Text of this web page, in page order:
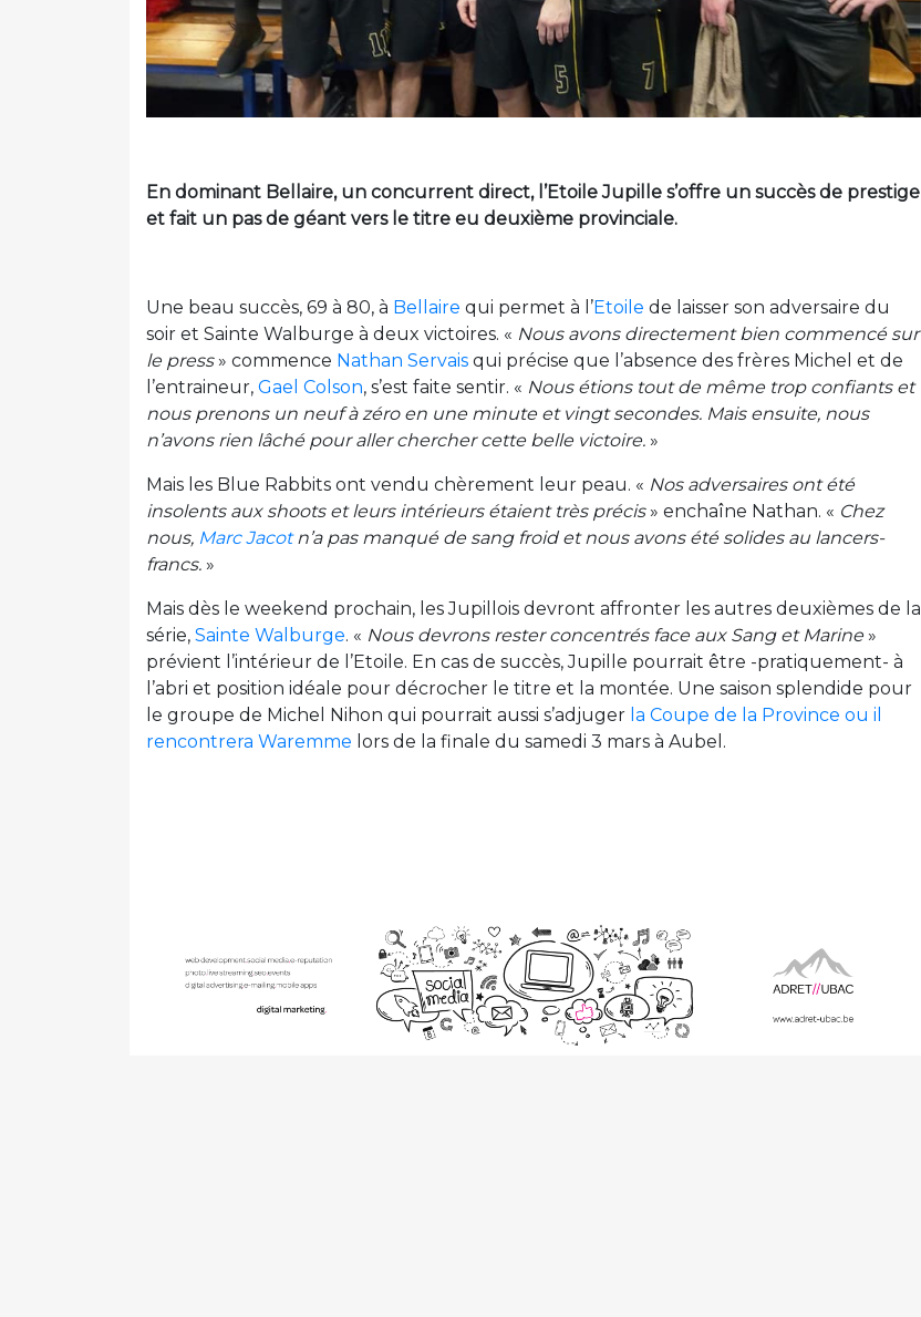
En dominant Bellaire, un concurrent direct, l’Etoile Jupille s’offre un succès de prestige
et fait un pas de géant vers le titre eu deuxième provinciale.
Une beau succès, 69 à 80, à Bellaire qui permet à l’Etoile de laisser son adversaire du
soir et Sainte Walburge à deux victoires. « Nous avons directement bien commencé sur
le press» commence Nathan Servais qui précise que l’absence des frères Michel et de
l’entraineur, Gael Colson, s’est faite sentir. « Nous étions tout de même trop confiants et
nous prenons un neuf à zéro en une minute et vingt secondes. Mais ensuite, nous
n’avons rien lâché pour aller chercher cette belle victoire. »
Mais les Blue Rabbits ont vendu chèrement leur peau. « Nos adversaires ont été
insolents aux shoots et leurs intérieurs étaient très précis» enchaîne Nathan. « Chez
nous, Marc Jacotn’a pas manqué de sang froid et nous avons été solides au lancers-
francs. »
Mais dès le weekend prochain, les Jupillois devront affronter les autres deuxièmes de la
série, Sainte Walburge. « Nous devrons rester concentrés face aux Sang et Marine»
prévient l’intérieur de l’Etoile. En cas de succès, Jupille pourrait être -pratiquement- à
l’abri et position idéale pour décrocher le titre et la montée. Une saison splendide pour
le groupe de Michel Nihon qui pourrait aussi s’adjuger la Coupe de la Province ou il
rencontrera Waremme lors de la finale du samedi 3 mars à Aubel.